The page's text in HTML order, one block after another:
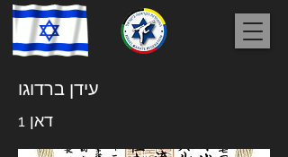
עידן ברדוגו
דאן 1